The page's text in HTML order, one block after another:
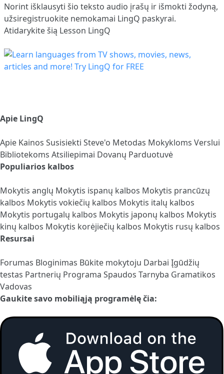
Norint išklausyti šio teksto audio įrašų ir išmokti žodyną,
užsiregistruokite nemokamai LingQ paskyrai.
Atidarykite šią Lesson LingQ
Apie LingQ
Apie Kainos Susisiekti Steve'o Metodas Mokykloms Verslui
Bibliotekoms Atsiliepimai Dovanų Parduotuvė
Populiarios kalbos
Mokytis anglų Mokytis ispanų kalbos Mokytis prancūzų
kalbos Mokytis vokiečių kalbos Mokytis italų kalbos
Mokytis portugalų kalbos Mokytis japonų kalbos Mokytis
kinų kalbos Mokytis korėjiečių kalbos Mokytis rusų kalbos
Resursai
Forumas Bloginimas Būkite mokytoju Darbai Įgūdžių
testas Partnerių Programa Spaudos Tarnyba Gramatikos
Vadovas
Gaukite savo mobiliąją programėlę čia: